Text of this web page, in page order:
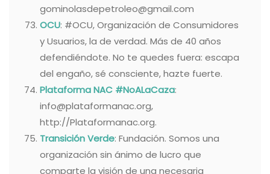
gominolasdepetroleo@gmail.com
OCU: #OCU, Organización de Consumidores
y Usuarios, la de verdad. Más de 40 años
defendiéndote. No te quedes fuera: escapa
del engaño, sé consciente, hazte fuerte.
Plataforma NAC #NoALaCaza:
info@plataformanac.org,
http://Plataformanac.org.
Transición Verde: Fundación. Somos una
organización sin ánimo de lucro que
comparte la visión de una necesaria